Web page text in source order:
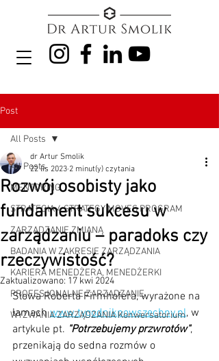
Post
All Posts
MENTORING
STRATEGIA 4 STRATEGY MOVES PROGRAM
ZARZĄDZANIE ZMIANĄ
BADANIA W ZAKRESIE ZARZĄDZANIA
KARIERA MENEDŻERA, MENEDŻERKI
PROFESJONALNE ZARZĄDZANIE
WYZWANIA ZARZĄDZANIA Konwersatorium
All Posts
Rozwój osobisty jako
fundament sukcesu w
zarządzaniu – paradoks czy
rzeczywistość?
dr Artur Smolik
22 lis 2023 2 minut(y) czytania
Zaktualizowano: 17 kwi 2024
Słowa Roberta Firmhofera, wyrażone na
łamach www.tygodnikpowszechny.pl, w
artykule pt. "Potrzebujemy przwrotów",
przenikają do sedna rozmów o